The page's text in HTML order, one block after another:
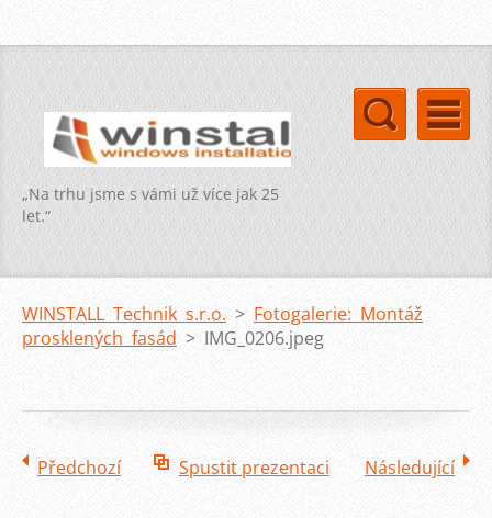
„Na trhu jsme s vámi už více jak 25
let.“
WINSTALL Technik s.r.o. > Fotogalerie: Montáž
prosklených fasád > IMG_0206.jpeg
Předchozí Spustit prezentaci Následující